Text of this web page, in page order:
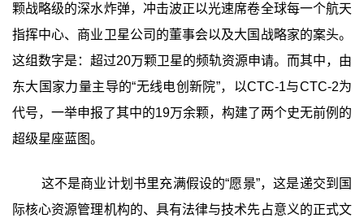
颗战略级的深水炸弹，冲击波正以光速席卷全球每一个航天
指挥中心、商业卫星公司的董事会以及大国战略家的案头。
这组数字是：超过20万颗卫星的频轨资源申请。而其中，由
东大国家力量主导的“无线电创新院”，以CTC-1与CTC-2为
代号，一举申报了其中的19万余颗，构建了两个史无前例的
超级星座蓝图。
这不是商业计划书里充满假设的“愿景”，这是递交到国
际核心资源管理机构的、具有法律与技术先占意义的正式文